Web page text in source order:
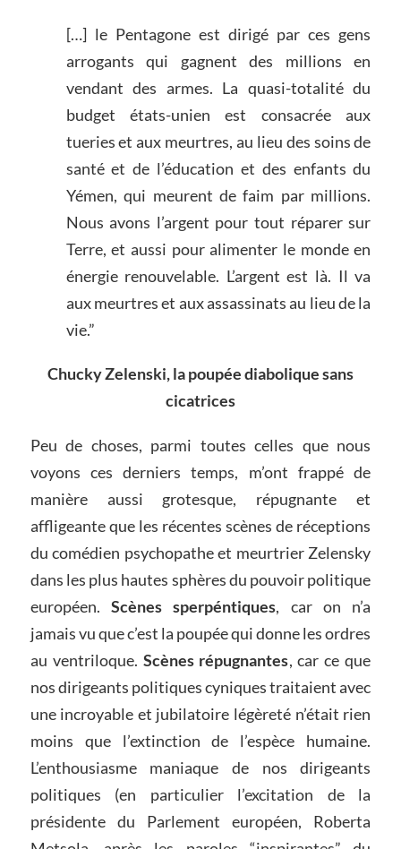
[…] le Pentagone est dirigé par ces gens
arrogants qui gagnent des millions en
vendant des armes. La quasi-totalité du
budget états-unien est consacrée aux
tueries et aux meurtres, au lieu des soins de
santé et de l’éducation et des enfants du
Yémen, qui meurent de faim par millions.
Nous avons l’argent pour tout réparer sur
Terre, et aussi pour alimenter le monde en
énergie renouvelable. L’argent est là. Il va
aux meurtres et aux assassinats au lieu de la
vie.”
Chucky Zelenski, la poupée diabolique sans
cicatrices
Peu de choses, parmi toutes celles que nous
voyons ces derniers temps, m’ont frappé de
manière aussi grotesque, répugnante et
affligeante que les récentes scènes de réceptions
du comédien psychopathe et meurtrier Zelensky
dans les plus hautes sphères du pouvoir politique
européen. Scènes sperpéntiques, car on n’a
jamais vu que c’est la poupée qui donne les ordres
au ventriloque. Scènes répugnantes, car ce que
nos dirigeants politiques cyniques traitaient avec
une incroyable et jubilatoire légèreté n’était rien
moins que l’extinction de l’espèce humaine.
L’enthousiasme maniaque de nos dirigeants
politiques (en particulier l’excitation de la
présidente du Parlement européen, Roberta